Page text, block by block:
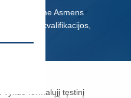
vykdome Asmens
Elektriko kvalifikacijos,
vykdo formalųjį tęstinį